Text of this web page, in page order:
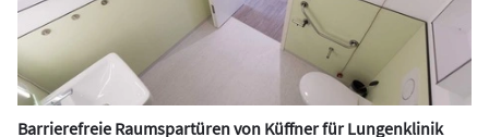
Barrierefreie Raumspartüren von Küffner für Lungenklinik